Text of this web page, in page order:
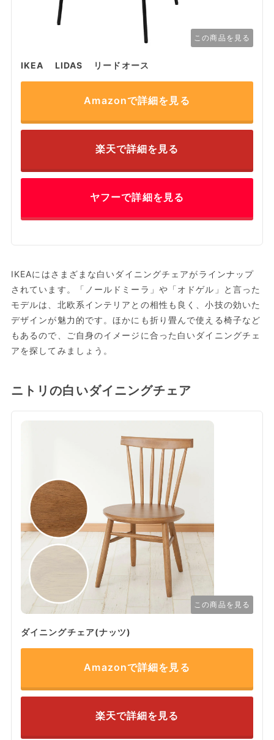
この商品を見る
IKEA LIDAS リードオース
Amazonで詳細を見る
楽天で詳細を見る
ヤフーで詳細を見る
IKEAにはさまざまな白いダイニングチェアがラインナップ
されています。「ノールドミーラ」や「オドゲル」と言った
モデルは、北欧系インテリアとの相性も良く、小技の効いた
デザインが魅力的です。ほかにも折り畳んで使える椅子など
もあるので、ご自身のイメージに合った白いダイニングチェ
アを探してみましょう。
ニトリの白いダイニングチェア
この商品を見る
ダイニングチェア(ナッツ)
Amazonで詳細を見る
楽天で詳細を見る